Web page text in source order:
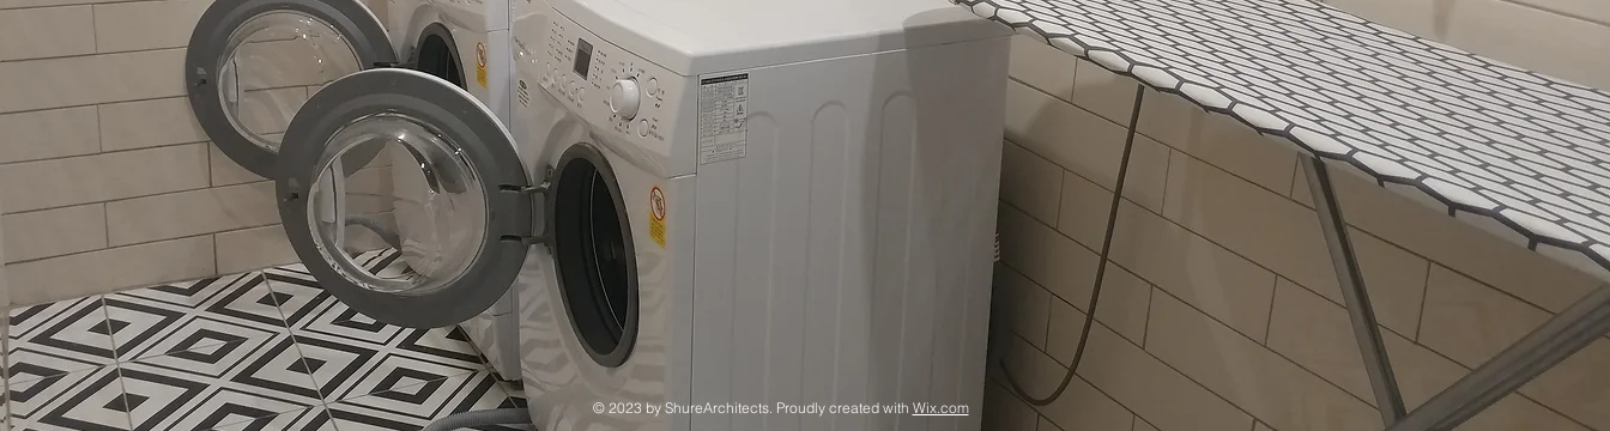
© 2023 by ShureArchitects. Proudly created with Wix.com